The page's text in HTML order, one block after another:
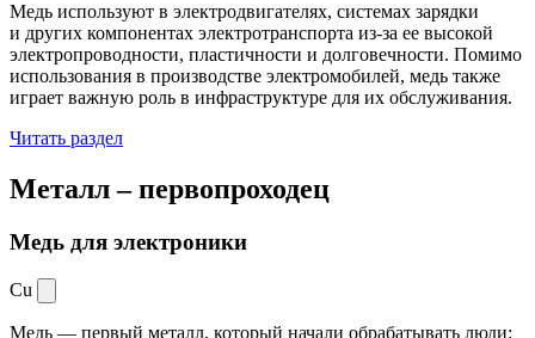
Медь используют в электродвигателях, системах зарядки
и других компонентах электротранспорта из-за ее высокой
электропроводности, пластичности и долговечности. Помимо
использования в производстве электромобилей, медь также
играет важную роль в инфраструктуре для их обслуживания.
Читать раздел
Металл –первопроходец
Медь для электроники
Cu
Медь — первый металл, который начали обрабатывать люди: